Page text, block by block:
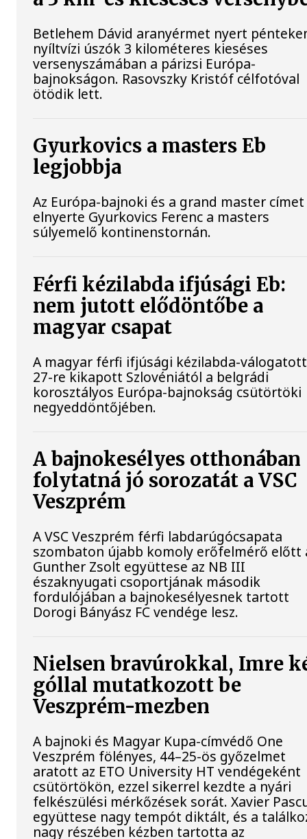
Betlehem Dávid aranyérmet nyert
nyíltvízi úszók 3 kilométeres kieséses
versenyszámában a párizsi Európa-
bajnokságon. Rasovszky Kristóf célfotóval
ötödik lett.
Gyurkovics a masters Eb
legjobbja
Az Európa-bajnoki és a grand master
elnyerte Gyurkovics Ferenc a masters
súlyemelő kontinenstornán.
Férfi kézilabda ifjúsági Eb:
nem jutott elődöntőbe a
magyar csapat
A magyar férfi ifjúsági kézilabda-
27-re kikapott Szlovéniától a belgrádi
korosztályos Európa-bajnokság csütörtöki
negyeddöntőjében.
A bajnokesélyes otthonában
folytatná jó sorozatát a VSC
Veszprém
A VSC Veszprém férfi labdarúgócsapata
szombaton újabb komoly erőfelmérő előtt
Gunther Zsolt együttese az NB III
északnyugati csoportjának második
fordulójában a bajnokesélyesnek tartott
Dorogi Bányász FC vendége lesz.
Nielsen bravúrokkal, Imre
góllal mutatkozott be
Veszprém-mezben
A bajnoki és Magyar Kupa-címvédő One
Veszprém fölényes, 44–25-ös győzelmet
aratott az ETO University HT vendégeként
csütörtökön, ezzel sikerrel kezdte a nyári
felkészülési mérkőzések sorát. Xavier
együttese nagy tempót diktált, és a
nagy részében kézben tartotta az